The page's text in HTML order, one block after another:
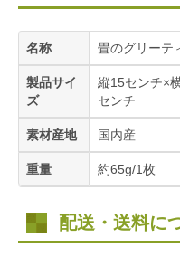
名称 畳のグリーテ
製品サイ
ズ
縦15センチ×
センチ
素材産地 国内産
重量 約65g/1枚
配送・送料に